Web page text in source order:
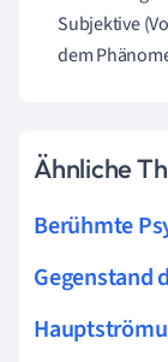
Subjektive
dem
Ähnliche
Berühmte
Gegenstand